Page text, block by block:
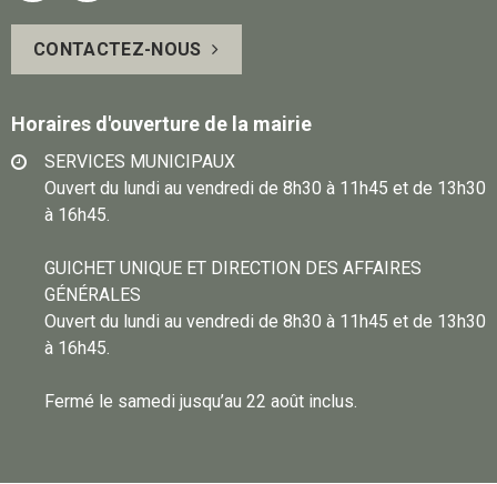
page
Facebook
vous
sur
CONTACTEZ-NOUS
Horaires d'ouverture de la mairie
SERVICES MUNICIPAUX
Ouvert du lundi au vendredi de 8h30 à 11h45 et de 13h30
à 16h45.
GUICHET UNIQUE ET DIRECTION DES AFFAIRES
GÉNÉRALES
Ouvert du lundi au vendredi de 8h30 à 11h45 et de 13h30
à 16h45.
Fermé le samedi jusqu’au 22 août inclus.